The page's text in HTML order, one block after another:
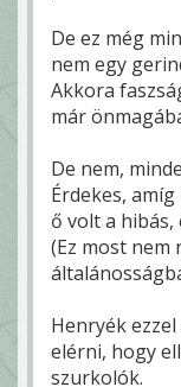
De ez még
nem egy
Akkora
már
De nem,
Érdekes,
ő volt a hibás,
(Ez most nem
Henryék
elérni, hogy
szurkolók.